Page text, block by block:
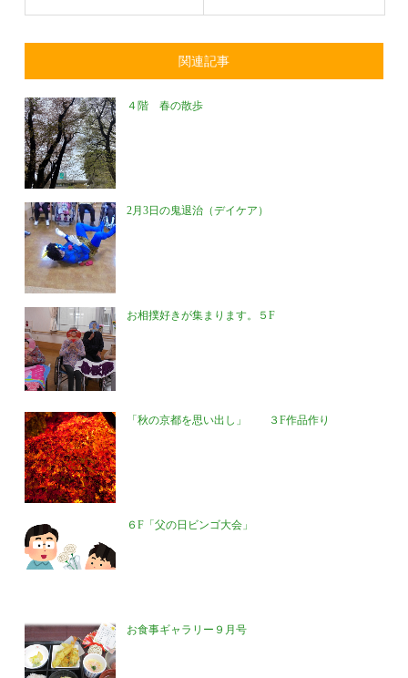
関連記事
４階 春の散歩
2月3日の鬼退治（デイケア）
お相撲好きが集まります。５F
「秋の京都を思い出し」 ３F作品作り
６F「父の日ビンゴ大会」
お食事ギャラリー９月号